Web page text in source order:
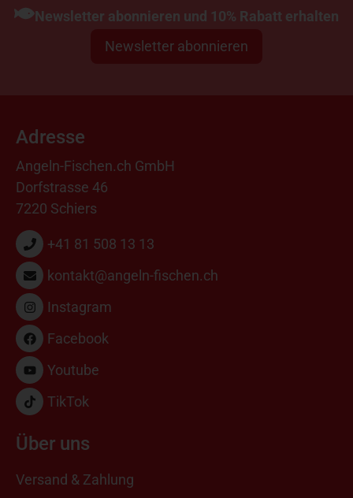
Newsletter abonnieren und 10% Rabatt erhalten
Newsletter abonnieren
Adresse
Angeln-Fischen.ch GmbH
Dorfstrasse 46
7220 Schiers
+41 81 508 13 13
kontakt@angeln-fischen.ch
Instagram
Facebook
Youtube
TikTok
Über uns
Versand & Zahlung